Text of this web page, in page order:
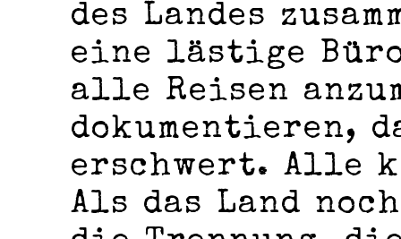
des Landes
eine lästige
alle Reisen
dokumentieren,
erschwert. Alle
Als das Land